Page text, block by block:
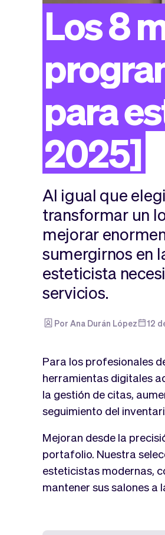
Los8
para
2025]
Al igual que
transformar un
mejorar
sumergirnos en
esteticista
servicios.
Por Ana Durán López 12
Para los profesionales
herramientas digitales
la gestión de citas,
seguimiento del
Mejoran desde la
portafolio. Nuestra
esteticistas modernas,
mantener sus salones a